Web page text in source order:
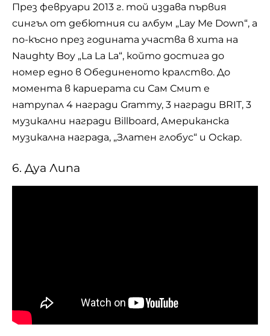
През февруари 2013 г. той издава първия
сингъл от дебютния си албум „Lay Me Down“, а
по-късно през годината участва в хита на
Naughty Boy „La La La“, който достига до
номер едно в Обединеното кралство. До
момента в кариерата си Сам Смит е
натрупал 4 награди Grammy, 3 награди BRIT, 3
музикални награди Billboard, Американска
музикална награда, „Златен глобус“ и Оскар.
6. Дуа Липа